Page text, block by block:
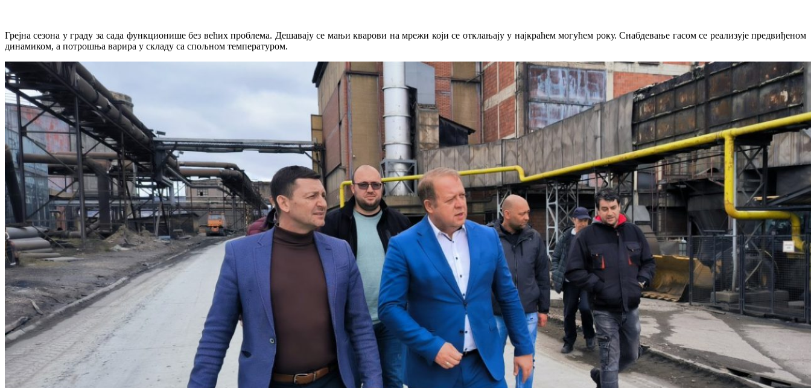
Грејна сезона у граду за сада функционише без већих проблема. Дешавају се мањи кварови на мрежи који се отклањају у најкраћем могућем року. Снабдевање гасом се реализује предвиђеном
динамиком, а потрошња варира у складу са спољном температуром.